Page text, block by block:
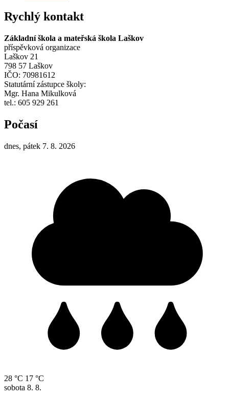
Rychlý kontakt
Základní škola a mateřská škola Laškov
příspěvková organizace
Laškov 21
798 57 Laškov
IČO: 70981612
Statutární zástupce školy:
Mgr. Hana Mikulková
tel.: 605 929 261
Počasí
dnes, pátek 7. 8. 2026
28 °C 17 °C
sobota 8. 8.